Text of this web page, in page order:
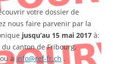
votre dossier de
nous faire parvenir par la
jusqu’au 15 mai 2017 à:
canton de Fribourg,
àinfo@ref-fr.ch.